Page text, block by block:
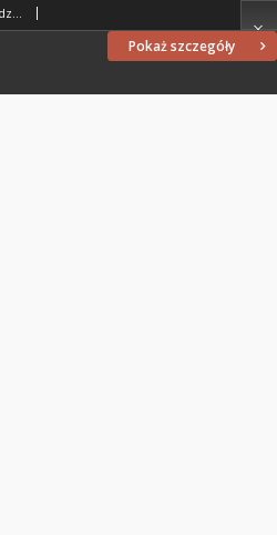
Pokaż szczegóły
Wiadomości Mazurskie : pismo codzienne. 1946 (R. 2), nr 12